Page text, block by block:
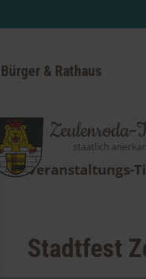
Bürger & Rathaus
Start Stadtfest
Veranstaltungs-
Stadtfest